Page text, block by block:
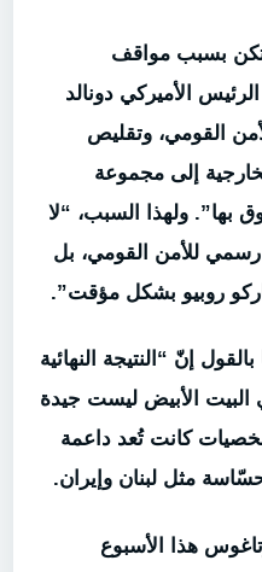
تكن بسبب مواقف
الأميركي دونالد
القومي، وتقليص
إلى مجموعة
بها”. ولهذا السبب، “لا
للأمن القومي، بل
روبيو بشكل مؤقت”.
تقريرها بالقول إنّ “النتيجة النهائية
البيت الأبيض ليست جيدة
كانت تُعد داعمة
مثل لبنان وإيران.
هذا الأسبوع